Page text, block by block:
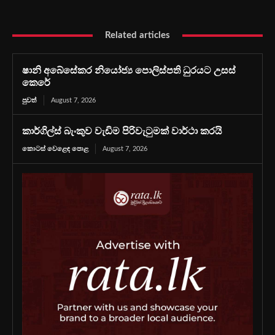
Related articles
ෂානි අබේසේකර නියෝජ්‍ය පොලිස්පති ධුරයට උසස්
කෙරේ
පුවත් August 7, 2026
කාර්ගිල්ස් බැංකුව වැඩිම පිරිවැටුමක් වාර්ථා කරයි
කොටස් වෙළෙඳ පොළ August 7, 2026